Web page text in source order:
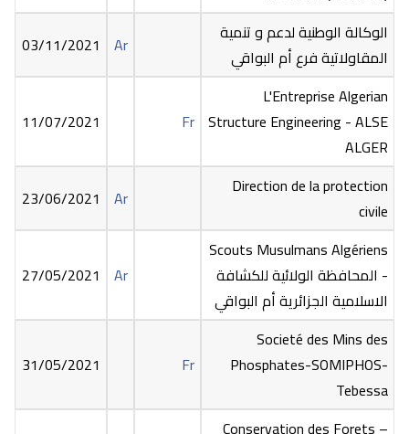
الوكالة الوطنية لدعم و تنمية
المقاولاتية فرع أم البواقي
Ar
03/11/2021
L'Entreprise Algerian
Structure Engineering - ALSE
ALGER
Fr
11/07/2021
Direction de la protection
civile
Ar
23/06/2021
Scouts Musulmans Algériens
- المحافظة الولائية للكشافة
الاسلامية الجزائرية أم البواقي
Ar
27/05/2021
Societé des Mins des
Phosphates-SOMIPHOS-
Tebessa
Fr
31/05/2021
Conservation des Forets –